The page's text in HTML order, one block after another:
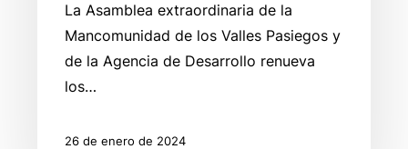
La Asamblea extraordinaria de la
Mancomunidad de los Valles Pasiegos y
de la Agencia de Desarrollo renueva
los…
26 de enero de 2024